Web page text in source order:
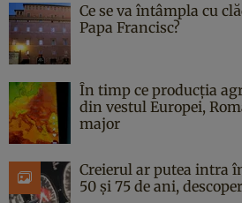
Ce se va întâmpla cu
Papa Francisc?
În timp ce producția
din vestul Europei,
major
Creierul ar putea intra
50 și 75 de ani,